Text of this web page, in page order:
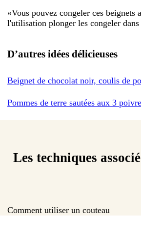
«Vous pouvez congeler ces beignets
l'utilisation plonger les congeler
D’autres idées délicieuses
Beignet de chocolat noir, coulis de
Pommes de terre sautées aux 3
Les techniques
Comment utiliser un couteau